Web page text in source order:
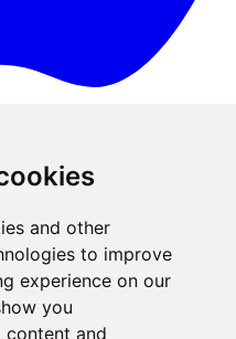
and other
to improve
experience on our
you
content and